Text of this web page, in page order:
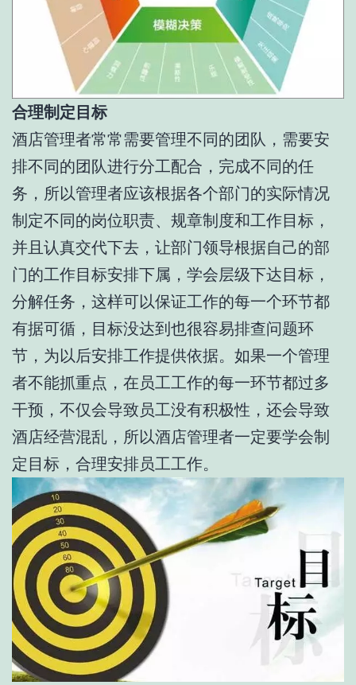
合理制定目标
酒店管理者常常需要管理不同的团队，需要安
排不同的团队进行分工配合，完成不同的任
务，所以管理者应该根据各个部门的实际情况
制定不同的岗位职责、规章制度和工作目标，
并且认真交代下去，让部门领导根据自己的部
门的工作目标安排下属，学会层级下达目标，
分解任务，这样可以保证工作的每一个环节都
有据可循，目标没达到也很容易排查问题环
节，为以后安排工作提供依据。如果一个管理
者不能抓重点，在员工工作的每一环节都过多
干预，不仅会导致员工没有积极性，还会导致
酒店经营混乱，所以酒店管理者一定要学会制
定目标，合理安排员工工作。